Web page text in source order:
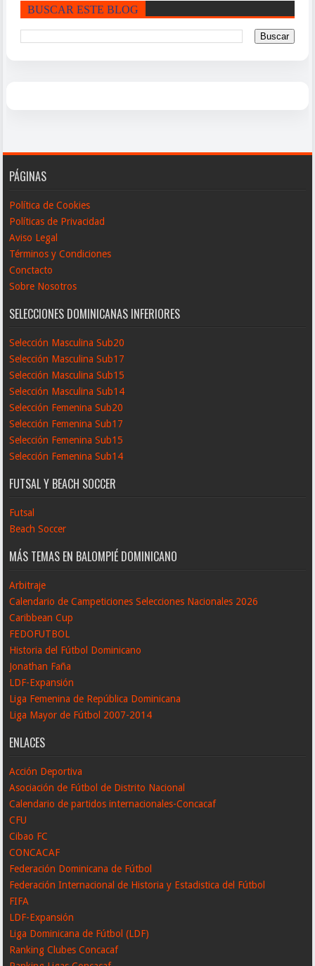
BUSCAR ESTE BLOG
PÁGINAS
Política de Cookies
Políticas de Privacidad
Aviso Legal
Términos y Condiciones
Conctacto
Sobre Nosotros
SELECCIONES DOMINICANAS INFERIORES
Selección Masculina Sub20
Selección Masculina Sub17
Selección Masculina Sub15
Selección Masculina Sub14
Selección Femenina Sub20
Selección Femenina Sub17
Selección Femenina Sub15
Selección Femenina Sub14
FUTSAL Y BEACH SOCCER
Futsal
Beach Soccer
MÁS TEMAS EN BALOMPIÉ DOMINICANO
Arbitraje
Calendario de Campeticiones Selecciones Nacionales 2026
Caribbean Cup
FEDOFUTBOL
Historia del Fútbol Dominicano
Jonathan Faña
LDF-Expansión
Liga Femenina de República Dominicana
Liga Mayor de Fútbol 2007-2014
ENLACES
Acción Deportiva
Asociación de Fútbol de Distrito Nacional
Calendario de partidos internacionales-Concacaf
CFU
Cibao FC
CONCACAF
Federación Dominicana de Fútbol
Federación Internacional de Historia y Estadistica del Fútbol
FIFA
LDF-Expansión
Liga Dominicana de Fútbol (LDF)
Ranking Clubes Concacaf